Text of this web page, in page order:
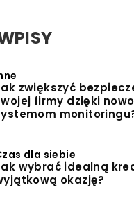
zwiększyć
firmy dzięki
dla siebie
wybrać idealną
okazję?